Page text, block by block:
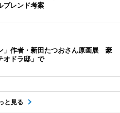
ブレンド考案
」作者・新田たつおさん原画展 豪
オドラ邸」で
と見る